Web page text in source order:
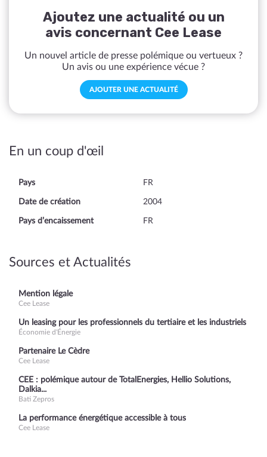
Ajoutez une actualité ou un
avis concernant Cee Lease
Un nouvel article de presse polémique ou vertueux ?
Un avis ou une expérience vécue ?
AJOUTER UNE ACTUALITÉ
En un coup d'œil
Pays FR
Date de création 2004
Pays d’encaissement FR
Sources et Actualités
Mention légale
Cee Lease
Un leasing pour les professionnels du tertiaire et les industriels
Économie d'Énergie
Partenaire Le Cèdre
Cee Lease
CEE : polémique autour de TotalEnergies, Hellio Solutions,
Dalkia...
Bati Zepros
La performance énergétique accessible à tous
Cee Lease